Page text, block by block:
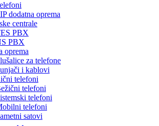
dodatna oprema
centrale
PBX
PBX
oprema
za telefone
i kablovi
telefoni
telefoni
telefoni
telefoni
satovi